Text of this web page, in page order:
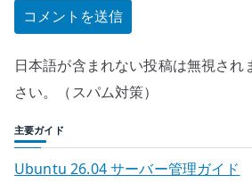
日本語が含まれない投稿は無視され
さい。（スパム対策）
主要ガイド
Ubuntu 26.04 サーバー管理ガイド